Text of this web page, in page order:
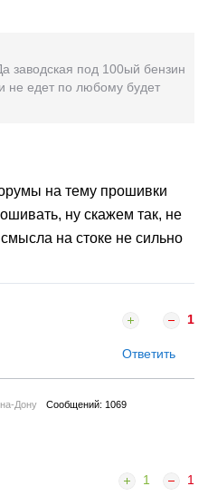
заводская под 100ый бензин
не едет по любому будет
на тему прошивки
ну скажем так, не
на стоке не сильно
1
Ответить
Дону Сообщений: 1069
1 1